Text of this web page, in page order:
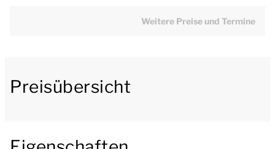
Kühlschrank mit Gefrierfach, einer Mikrowelle, einem
Über die Treppe im Wohnzimmer erreichen Sie das
einzelne Boxspringbetten. Das Badezimmer hat eine
Weitere Preise und Termine
Preisübersicht